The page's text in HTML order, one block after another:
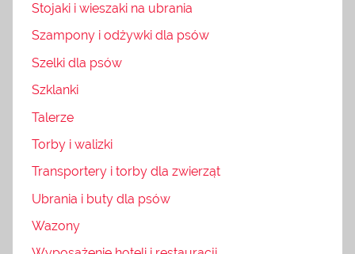
Stojaki i wieszaki na ubrania
Szampony i odżywki dla psów
Szelki dla psów
Szklanki
Talerze
Torby i walizki
Transportery i torby dla zwierząt
Ubrania i buty dla psów
Wazony